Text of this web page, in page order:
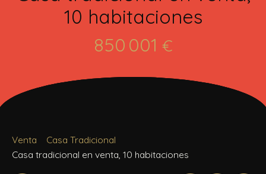
10 habitaciones
850 001 €
Venta
Casa Tradicional
Casa tradicional en venta, 10 habitaciones